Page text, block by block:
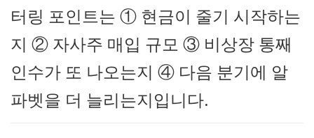
터링 포인트는 ① 현금이 줄기 시작하는
지 ② 자사주 매입 규모 ③ 비상장 통째
인수가 또 나오는지 ④ 다음 분기에 알
파벳을 더 늘리는지입니다.